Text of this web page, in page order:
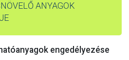
ANYAGOK
engedélyezése